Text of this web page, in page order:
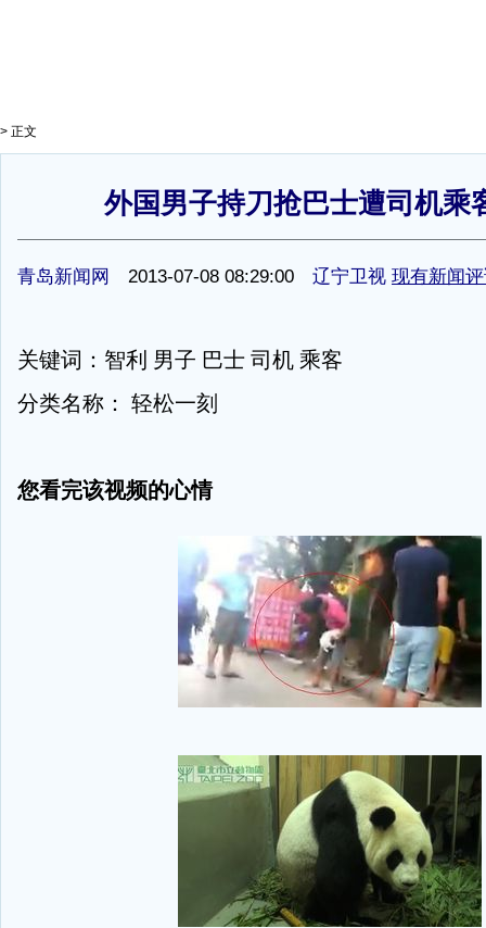
> 正文
外国男子持刀抢巴士遭司机乘
青岛新闻网 2013-07-08 08:29:00 辽宁卫视 现有新闻
关键词：智利 男子 巴士 司机 乘客
分类名称： 轻松一刻
您看完该视频的心情